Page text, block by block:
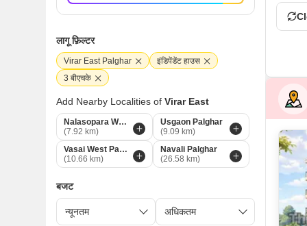
लागू फ़िल्टर
Virar East Palghar
इंडिपेंडेंट हाउस
3 बीएचके
Add Nearby Localities of Virar East
Nalasopara West Palghar
(7.92 km)
Usgaon Palghar
(9.09 km)
Vasai West Palghar
(10.66 km)
Navali Palghar
(26.58 km)
बजट